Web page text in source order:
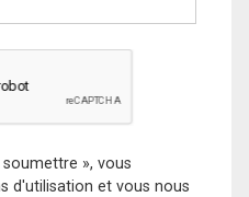
», vous
d'utilisation et vous nous